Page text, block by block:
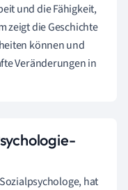
und die Fähigkeit,
zeigt die Geschichte
können und
Veränderungen in
hat